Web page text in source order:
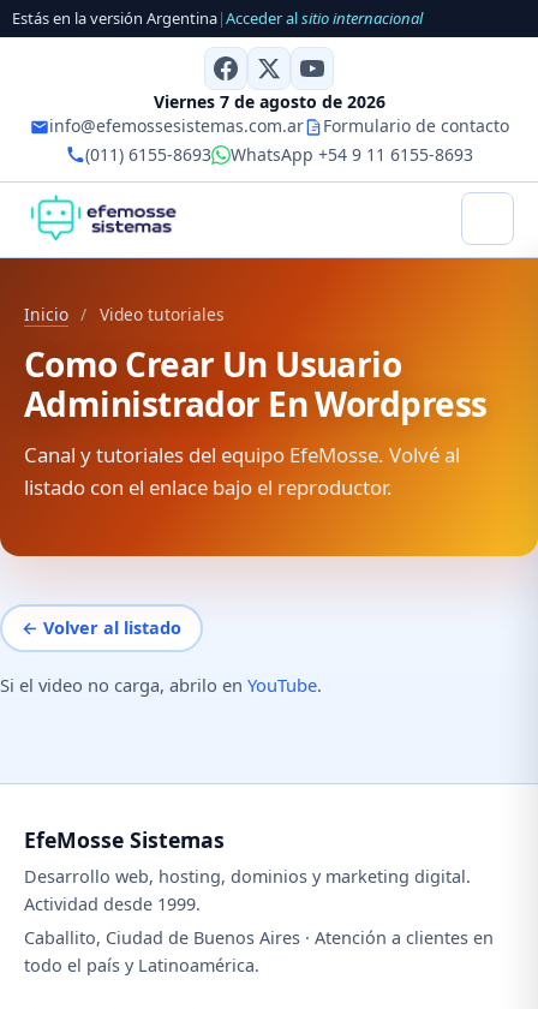
Estás en la versión Argentina|Acceder alsitio internacional
Viernes 7 de agosto de 2026
info@efemossesistemas.com.ar
Formulario de contacto
(011) 6155-8693
WhatsApp +54 9 11 6155-8693
Inicio / Video tutoriales
Como Crear Un Usuario
Administrador En Wordpress
Canal y tutoriales del equipo EfeMosse. Volvé al
listado con el enlace bajo el reproductor.
← Volver al listado
Si el video no carga, abrilo en YouTube.
EfeMosse Sistemas
Desarrollo web, hosting, dominios y marketing digital.
Actividad desde 1999.
Caballito, Ciudad de Buenos Aires · Atención a clientes en
todo el país y Latinoamérica.